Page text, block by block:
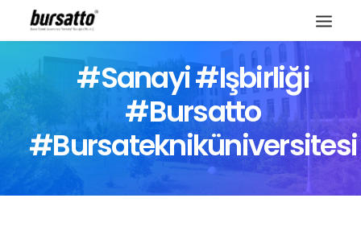
#sanayi #işbirliği
#bursatto
#bursatekniküniversitesi